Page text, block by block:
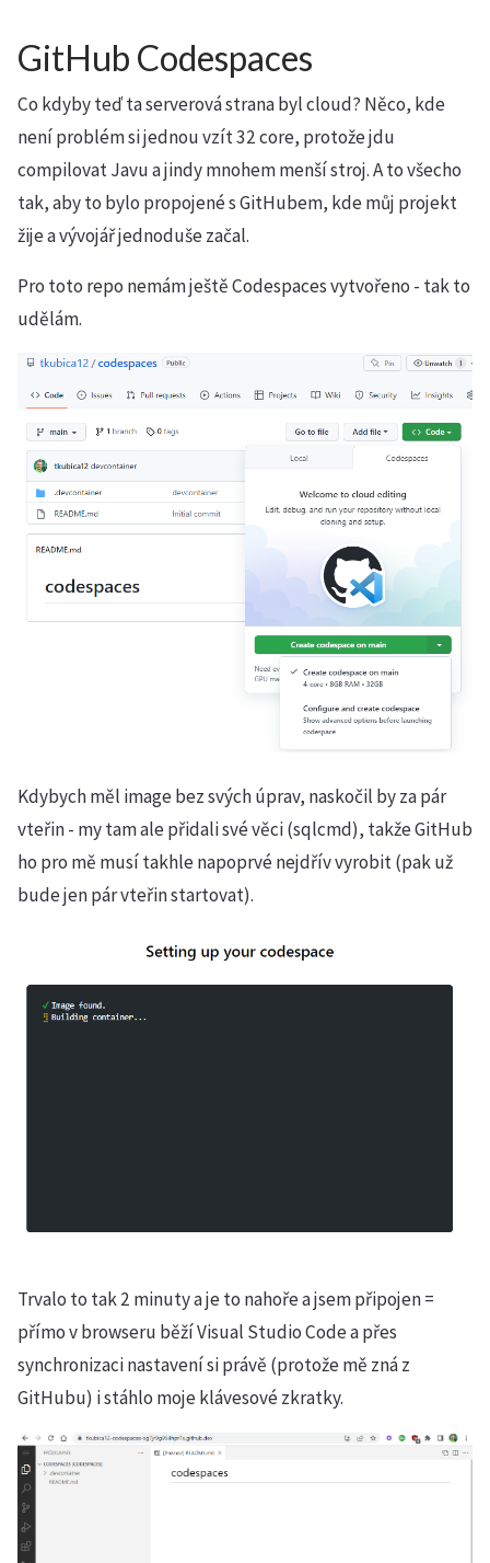
GitHub Codespaces
Co kdyby teď ta serverová strana byl cloud? Něco, kde
není problém si jednou vzít 32 core, protože jdu
compilovat Javu a jindy mnohem menší stroj. A to všecho
tak, aby to bylo propojené s GitHubem, kde můj projekt
žije a vývojář jednoduše začal.
Pro toto repo nemám ještě Codespaces vytvořeno - tak to
udělám.
Kdybych měl image bez svých úprav, naskočil by za pár
vteřin - my tam ale přidali své věci (sqlcmd), takže GitHub
ho pro mě musí takhle napoprvé nejdřív vyrobit (pak už
bude jen pár vteřin startovat).
Trvalo to tak 2 minuty a je to nahoře a jsem připojen =
přímo v browseru běží Visual Studio Code a přes
synchronizaci nastavení si právě (protože mě zná z
GitHubu) i stáhlo moje klávesové zkratky.